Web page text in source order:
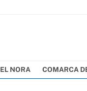
EL NORA COMARCA